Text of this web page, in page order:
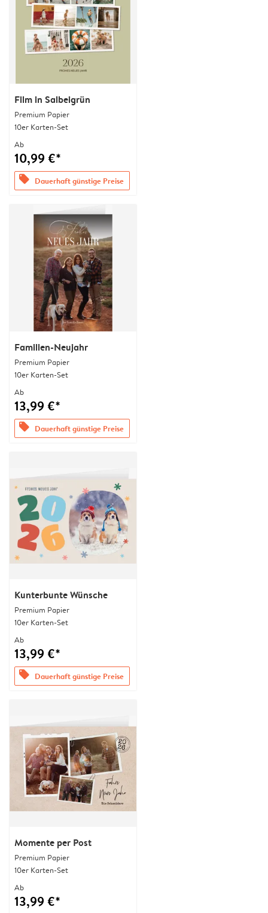
Film in Salbeigrün
Premium Papier
10er Karten-Set
Ab
10,99 €*
offers Dauerhaft günstige Preise
Familien-Neujahr
Premium Papier
10er Karten-Set
Ab
13,99 €*
offers Dauerhaft günstige Preise
Kunterbunte Wünsche
Premium Papier
10er Karten-Set
Ab
13,99 €*
offers Dauerhaft günstige Preise
Momente per Post
Premium Papier
10er Karten-Set
Ab
13,99 €*